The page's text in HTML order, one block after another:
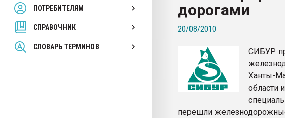
ПОТРЕБИТЕЛЯМ
СПРАВОЧНИК
СЛОВАРЬ ТЕРМИНОВ
Armaloy PC/ABS-1IM черный цвет
дорогами
20/08/2010
СИБУР
Ханты-
области
перешли